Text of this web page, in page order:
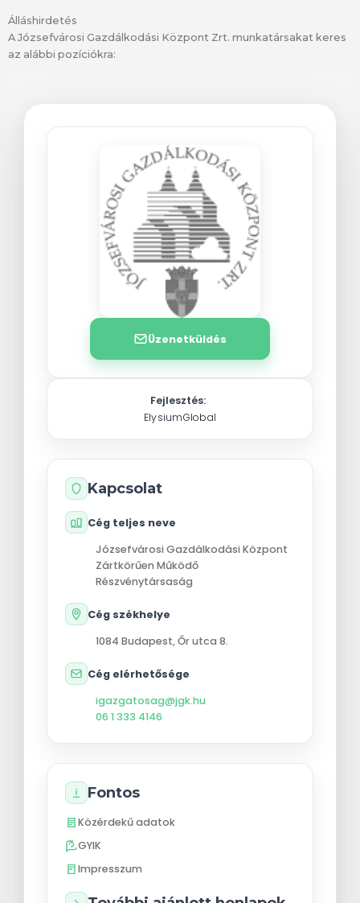
Álláshirdetés
A Józsefvárosi Gazdálkodási Központ Zrt. munkatársakat keres
az alábbi pozíciókra:
Üzenetküldés
Fejlesztés:
ElysiumGlobal
Kapcsolat
Cég teljes neve
Józsefvárosi Gazdálkodási Központ
Zártkörűen Működő
Részvénytársaság
Cég székhelye
1084 Budapest,Őr utca 8.
Cég elérhetősége
igazgatosag@jgk.hu
06 1 333 4146
Fontos
Közérdekű adatok
GYIK
Impresszum